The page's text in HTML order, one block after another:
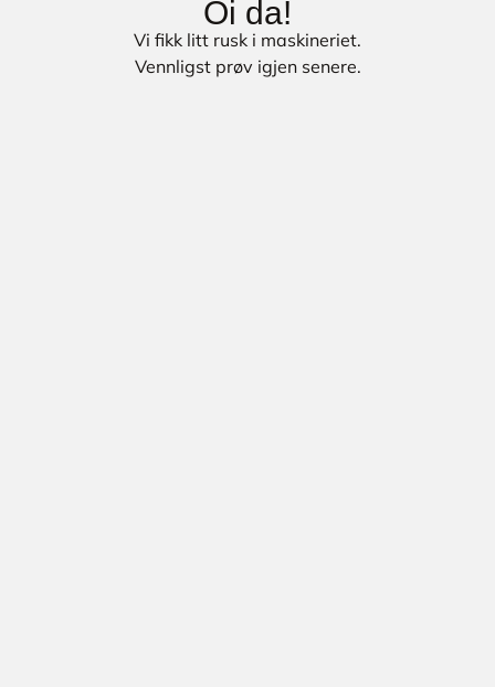
Oi da!
Vi fikk litt rusk i maskineriet.
Vennligst prøv igjen senere.